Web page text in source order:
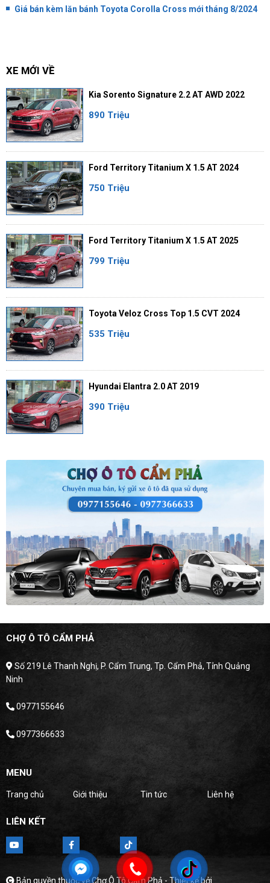
Giá bán kèm lăn bánh Toyota Corolla Cross mới tháng 8/2024
XE MỚI VỀ
Kia Sorento Signature 2.2 AT AWD 2022
890 Triệu
Ford Territory Titanium X 1.5 AT 2024
750 Triệu
Ford Territory Titanium X 1.5 AT 2025
799 Triệu
Toyota Veloz Cross Top 1.5 CVT 2024
535 Triệu
Hyundai Elantra 2.0 AT 2019
390 Triệu
CHỢ Ô TÔ CẨM PHẢ
Số 219 Lê Thanh Nghị, P. Cẩm Trung, Tp. Cẩm Phả, Tỉnh Quảng
Ninh
0977155646
0977366633
MENU
Trang chủ Giới thiệu Tin tức Liên hệ
LIÊN KẾT
Bản quyền thuộc về Chợ Ô Tô Cẩm Phả - Thiết kế bởi